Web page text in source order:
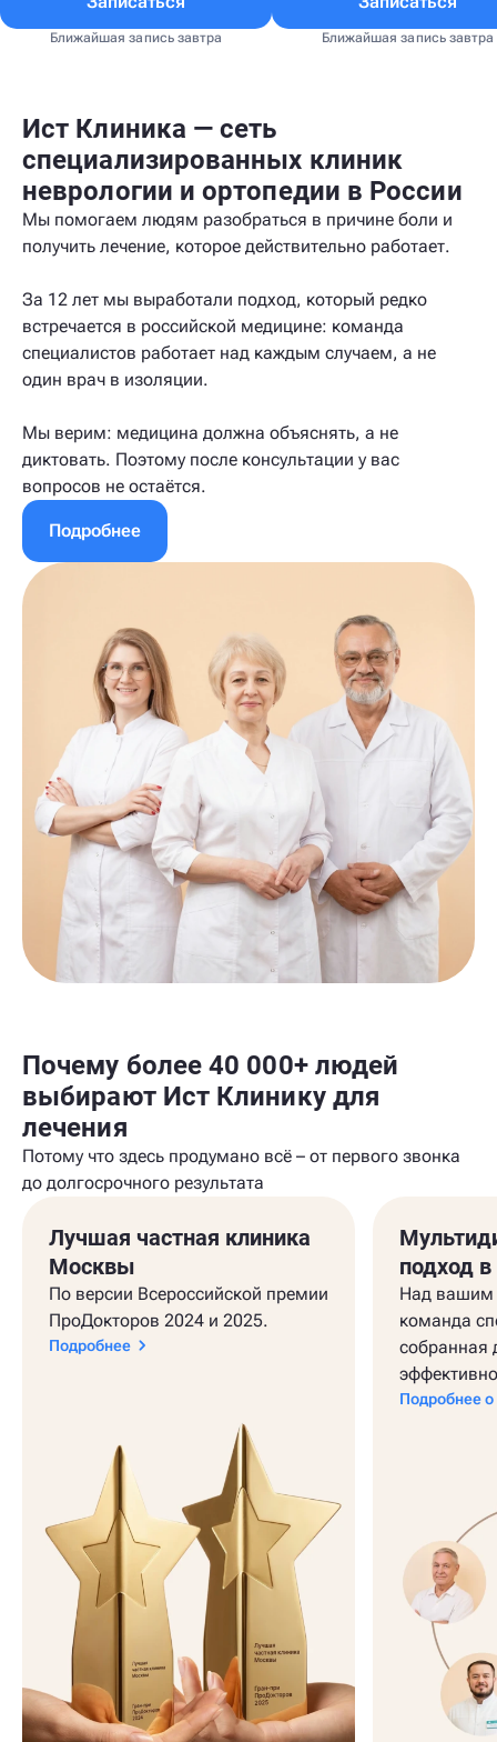
Ближайшая запись завтра Ближайшая запись завтра
Ист Клиника — сеть
специализированных клиник
неврологии и ортопедии в России
Мы помогаем людям разобраться в причине боли и
получить лечение, которое действительно работает.
За 12 лет мы выработали подход, который редко
встречается в российской медицине: команда
специалистов работает над каждым случаем, а не
один врач в изоляции.
Мы верим: медицина должна объяснять, а не
диктовать. Поэтому после консультации у вас
вопросов не остаётся.
Подробнее
Почему более 40 000+ людей
выбирают Ист Клинику для
лечения
Потому что здесь продумано всё – от первого звонка
до долгосрочного результата
Лучшая частная клиника
Москвы
По версии Всероссийской премии
ПроДокторов 2024 и 2025.
Подробнее
подход
Над вашим
команда
собранная
Подробнее о